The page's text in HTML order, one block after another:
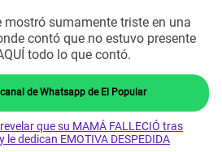
mostró sumamente triste en una
contó que no estuvo presente
todo lo que contó.
de Whatsapp de El Popular
que su MAMÁ FALLECIÓ tras
dedican EMOTIVA DESPEDIDA